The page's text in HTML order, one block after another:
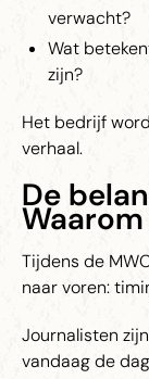
verwacht?
Wat
zijn?
Het bedrijf
verhaal.
De
Waarom
Tijdens de
naar voren:
Journalisten
vandaag de